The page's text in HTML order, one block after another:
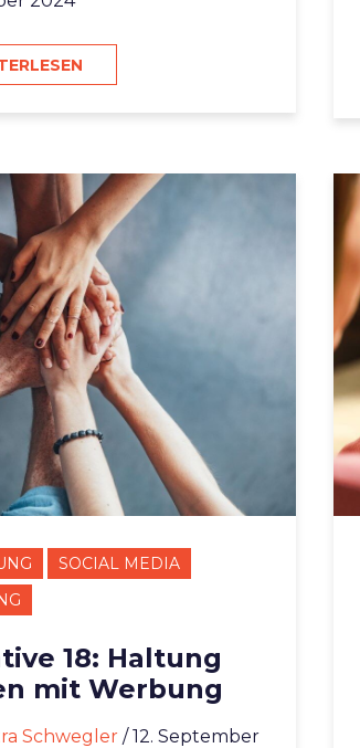
SOCIAL MEDIA
18: Haltung
mit Werbung
Schwegler / 12. September